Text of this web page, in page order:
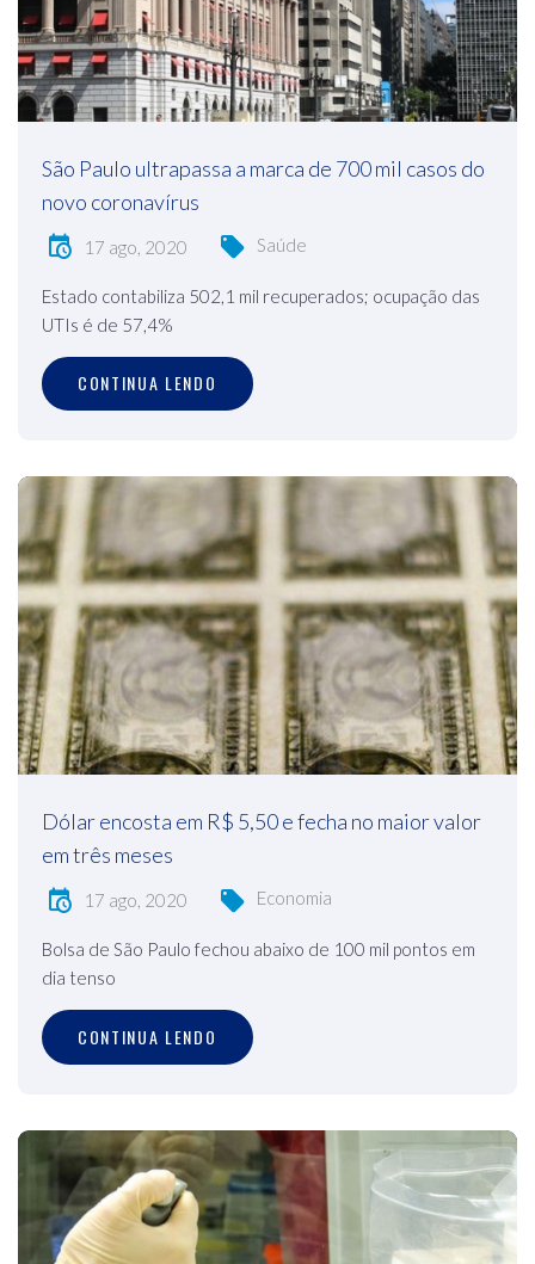
São Paulo ultrapassa a marca de 700 mil casos do
novo coronavírus
17 ago, 2020 Saúde
Estado contabiliza 502,1 mil recuperados; ocupação das
UTIs é de 57,4%
CONTINUA LENDO
Dólar encosta em R$ 5,50 e fecha no maior valor
em três meses
17 ago, 2020 Economia
Bolsa de São Paulo fechou abaixo de 100 mil pontos em
dia tenso
CONTINUA LENDO